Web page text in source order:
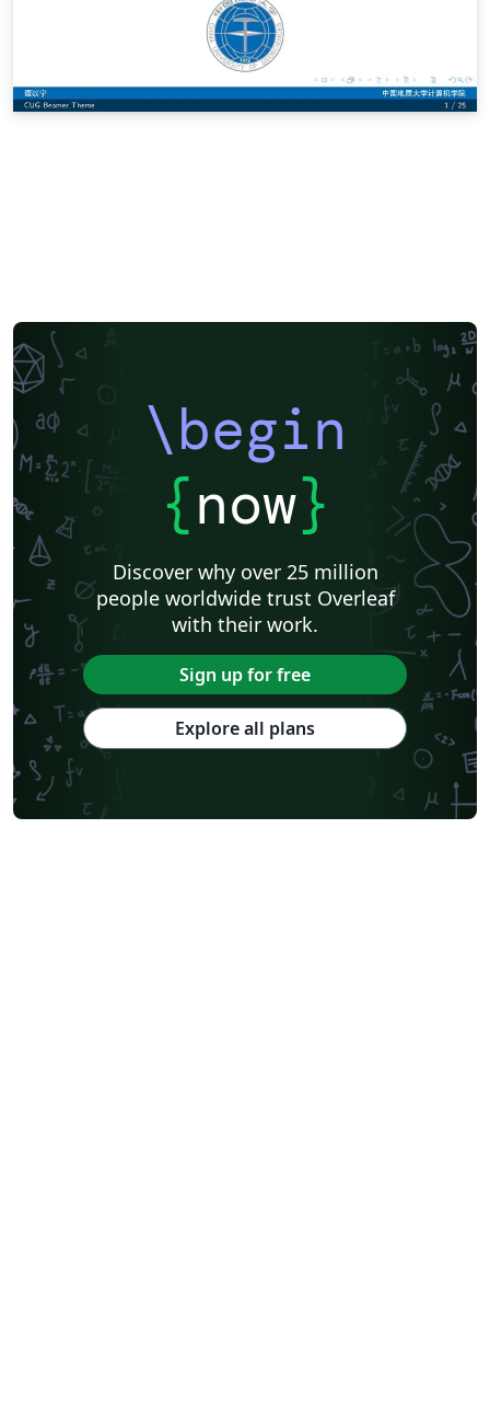
\begin
{now}
Discover why over 25 million
people worldwide trust Overleaf
with their work.
Sign up for free
Explore all plans